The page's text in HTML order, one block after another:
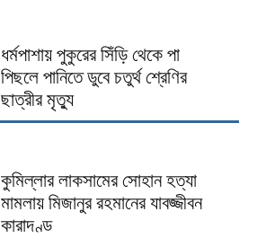
ধর্মপাশায় পুকুরের সিঁড়ি থেকে পা
পিছলে পানিতে ডুবে চতুর্থ শ্রেণির
ছাত্রীর মৃত্যু
কুমিল্লার লাকসামের সোহান হত্যা
মামলায় মিজানুর রহমানের যাবজ্জীবন
কারাদণ্ড